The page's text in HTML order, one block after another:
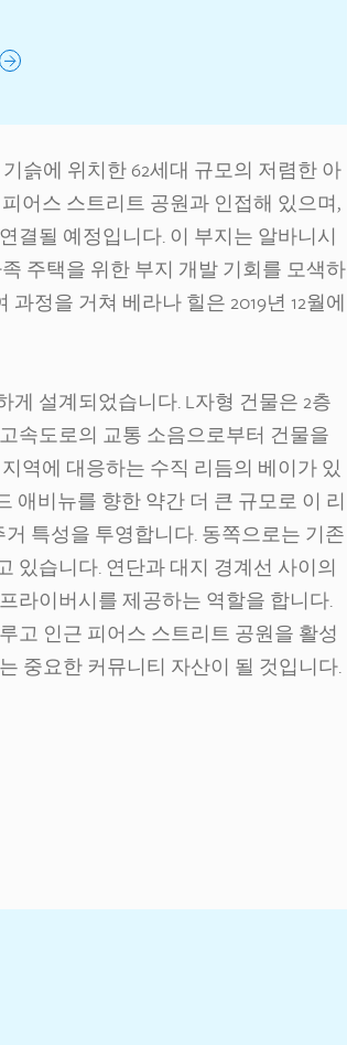
슭에 위치한 62세대 규모의 저렴한 아
어스 스트리트 공원과 인접해 있으며,
결될 예정입니다. 이 부지는 알바니시
주택을 위한 부지 개발 기회를 모색하
정을 거쳐 베라나 힐은 2019년 12월에
설계되었습니다. L자형 건물은 2층
속도로의 교통 소음으로부터 건물을
역에 대응하는 수직 리듬의 베이가 있
애비뉴를 향한 약간 더 큰 규모로 이 리
특성을 투영합니다. 동쪽으로는 기존
있습니다. 연단과 대지 경계선 사이의
라이버시를 제공하는 역할을 합니다.
고 인근 피어스 스트리트 공원을 활성
중요한 커뮤니티 자산이 될 것입니다.